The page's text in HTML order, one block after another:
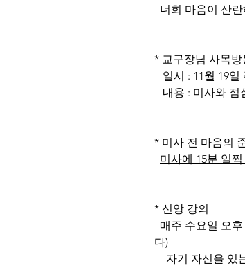
너희 마음이 산
* 교구장님 사목방
일시 : 11월 19일
내용 : 미사와 점
* 미사 전 마음의
미사에 15분 일
* 신앙 강의
매주 수요일 오
다)
- 자기 자신을 있